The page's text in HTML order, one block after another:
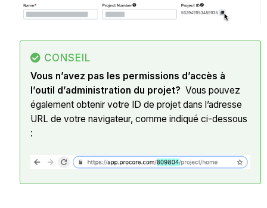
CONSEIL
Vous n’avez pas les permissions d’accès à
l’outil d’administration du projet? Vous pouvez
également obtenir votre ID de projet dans l’adresse
URL de votre navigateur, comme indiqué ci-dessous
: